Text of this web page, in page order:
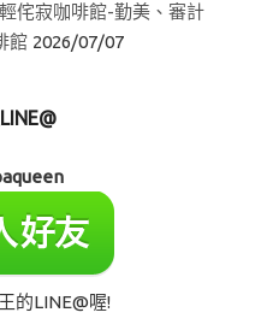
侘寂咖啡館-勤美、審計
館 2026/07/07
的LINE@喔!